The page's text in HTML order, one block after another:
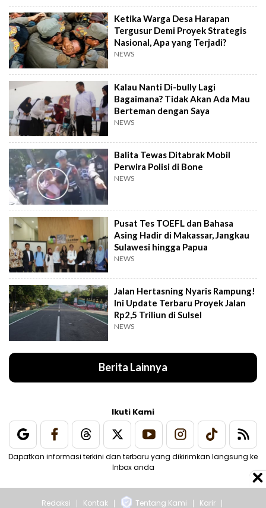
Ketika Warga Desa Harapan
Tergusur Demi Proyek Strategis
Nasional, Apa yang Terjadi?
NEWS
Kalau Nanti Di-bully Lagi
Bagaimana? Tidak Akan Ada Mau
Berteman dengan Saya
NEWS
Balita Tewas Ditabrak Mobil
Perwira Polisi di Bone
NEWS
Pusat Tes TOEFL dan Bahasa
Asing Hadir di Makassar, Jangkau
Sulawesi hingga Papua
NEWS
Jalan Hertasning Nyaris Rampung!
Ini Update Terbaru Proyek Jalan
Rp2,5 Triliun di Sulsel
NEWS
Berita Lainnya
Ikuti Kami
Dapatkan informasi terkini dan terbaru yang dikirimkan langsung ke
Inbox anda
Redaksi Kontak Tentang Kami Karir